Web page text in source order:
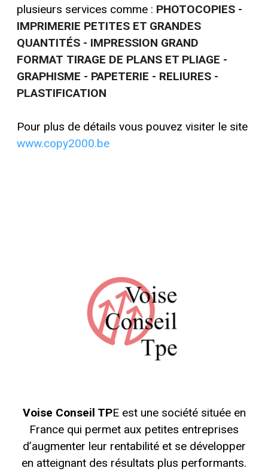
plusieurs services comme : PHOTOCOPIES -
IMPRIMERIE PETITES ET GRANDES
QUANTITÉS - IMPRESSION GRAND
FORMAT TIRAGE DE PLANS ET PLIAGE -
GRAPHISME - PAPETERIE - RELIURES -
PLASTIFICATION
Pour plus de détails vous pouvez visiter le site
www.copy2000.be
Voise Conseil TPE est une société située en
France qui permet aux petites entreprises
d’augmenter leur rentabilité et se développer
en atteignant des résultats plus performants.